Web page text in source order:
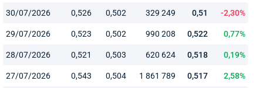
30/07/2026 0,526 0,502 329 249 0,51 -2,30%
29/07/2026 0,523 0,502 990 208 0,522 0,77%
28/07/2026 0,521 0,503 620 624 0,518 0,19%
27/07/2026 0,543 0,504 1 861 789 0,517 2,58%